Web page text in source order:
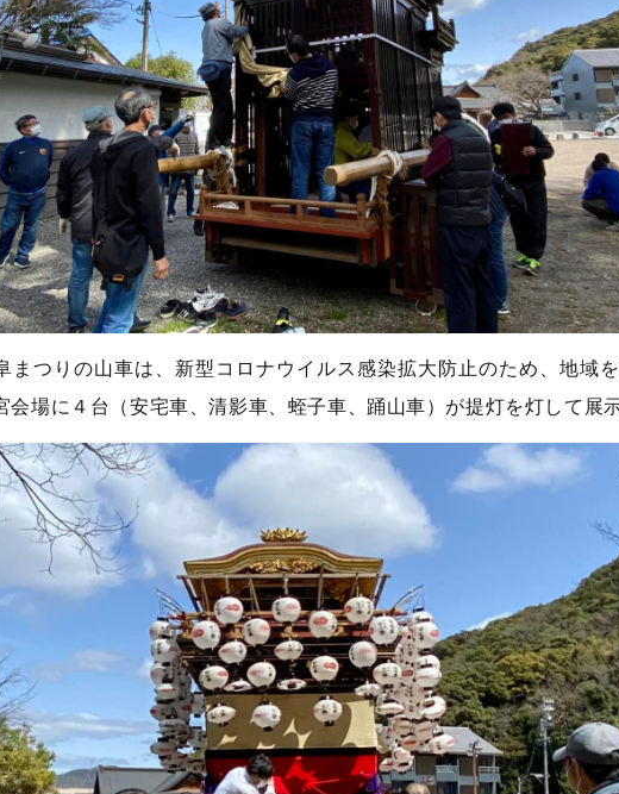
まつりの山車は、新型コロナウイルス感染拡大防止のため、地域
会場に４台（安宅車、清影車、蛭子車、踊山車）が提灯を灯して展示